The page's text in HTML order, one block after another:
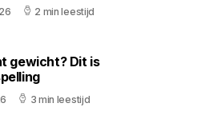
2 min leestijd
gewicht? Dit is
3 min leestijd